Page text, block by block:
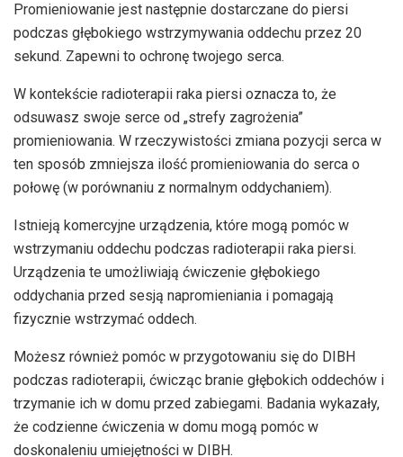
Promieniowanie jest następnie dostarczane do piersi
podczas głębokiego wstrzymywania oddechu przez 20
sekund. Zapewni to ochronę twojego serca.
W kontekście radioterapii raka piersi oznacza to, że
odsuwasz swoje serce od „strefy zagrożenia”
promieniowania. W rzeczywistości zmiana pozycji serca w
ten sposób zmniejsza ilość promieniowania do serca o
połowę (w porównaniu z normalnym oddychaniem).
Istnieją komercyjne urządzenia, które mogą pomóc w
wstrzymaniu oddechu podczas radioterapii raka piersi.
Urządzenia te umożliwiają ćwiczenie głębokiego
oddychania przed sesją napromieniania i pomagają
fizycznie wstrzymać oddech.
Możesz również pomóc w przygotowaniu się do DIBH
podczas radioterapii, ćwicząc branie głębokich oddechów i
trzymanie ich w domu przed zabiegami. Badania wykazały,
że codzienne ćwiczenia w domu mogą pomóc w
doskonaleniu umiejętności w DIBH.